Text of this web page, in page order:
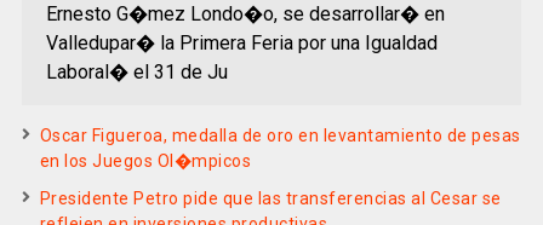
Ernesto G�mez Londo�o, se desarrollar� en
Valledupar� la Primera Feria por una Igualdad
Laboral� el 31 de Ju
Oscar Figueroa, medalla de oro en levantamiento de pesas
en los Juegos Ol�mpicos
Presidente Petro pide que las transferencias al Cesar se